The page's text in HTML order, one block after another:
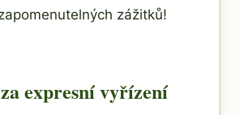
zážitků!
expresní vyřízení